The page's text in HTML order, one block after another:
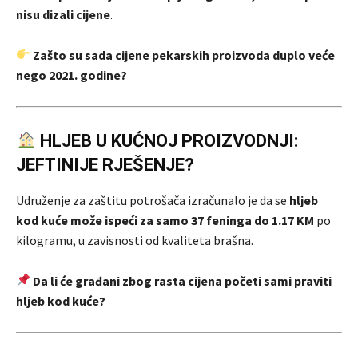
nisu dizali cijene.
Zašto su sada cijene pekarskih proizvoda duplo veće
nego 2021. godine?
HLJEB U KUĆNOJ PROIZVODNJI:
JEFTINIJE RJEŠENJE?
Udruženje za zaštitu potrošača izračunalo je da se hljeb
kod kuće može ispeći za samo 37 feninga do 1.17 KM po
kilogramu, u zavisnosti od kvaliteta brašna.
Da li će građani zbog rasta cijena početi sami praviti
hljeb kod kuće?